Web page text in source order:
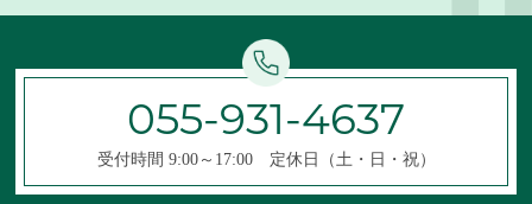
055-931-4637
受付時間 9:00～17:00 定休日（土・日・祝）